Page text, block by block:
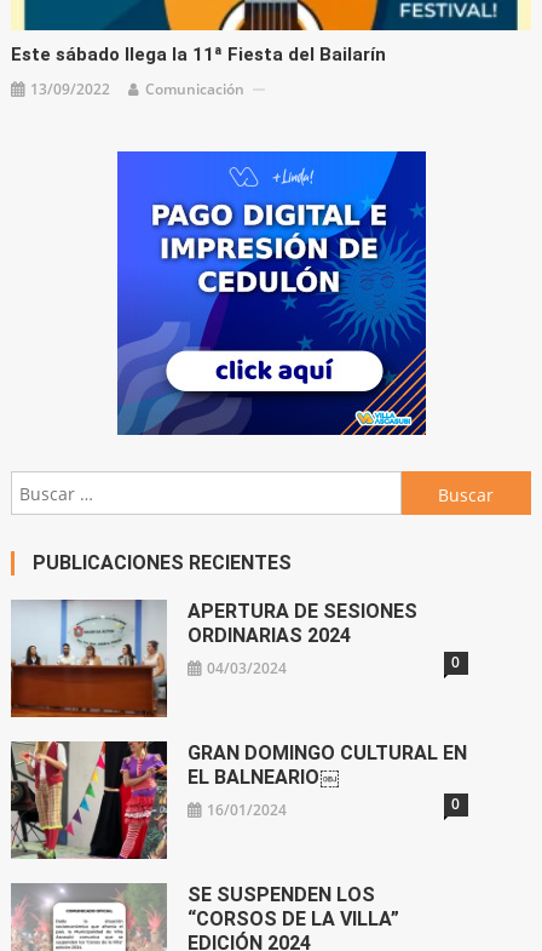
Este sábado llega la 11ª Fiesta del Bailarín
13/09/2022 Comunicación
Buscar:
PUBLICACIONES RECIENTES
APERTURA DE SESIONES
ORDINARIAS 2024
04/03/2024 0
GRAN DOMINGO CULTURAL EN
EL BALNEARIO￼
16/01/2024 0
SE SUSPENDEN LOS
“CORSOS DE LA VILLA”
EDICIÓN 2024